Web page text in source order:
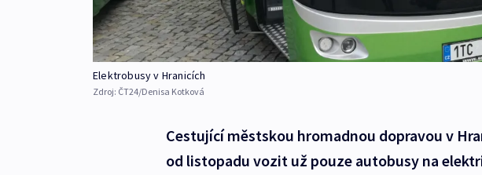
Elektrobusy v Hranicích
Zdroj: ČT24/Denisa Kotková
Cestující městskou hromadnou dopravou v
od listopadu vozit už pouze autobusy na